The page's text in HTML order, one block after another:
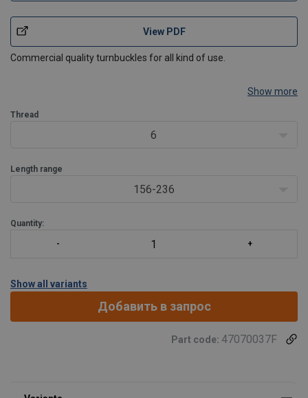
View PDF
Commercial quality turnbuckles for all kind of use.
Show more
Thread
6
Length range
156-236
Quantity:
Show all variants
Добавить в запрос
Part code: 47070037F